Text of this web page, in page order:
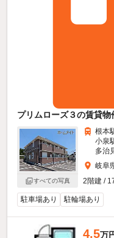
プリムローズ３の賃貸物
すべての写真
根本
小泉
多治
岐阜
2階建 /
駐車場あり 駐輪場あり
4.5万